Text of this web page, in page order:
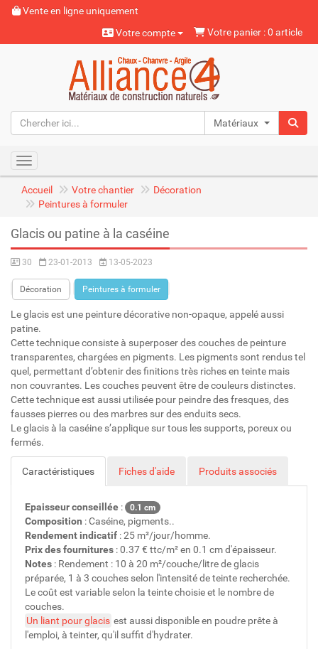
Vente en ligne uniquement
Votre compte
Votre panier : 0 article
Matériaux naturels
Toggle navigation
Accueil Votre chantier
Décoration
Peintures à formuler
Glacis ou patine à la caséine
30 23-01-2013 13-05-2023
Décoration Peintures à formuler
Le glacis est une peinture décorative non-opaque, appelé aussi
patine.
Cette technique consiste à superposer des couches de peinture
transparentes, chargées en pigments. Les pigments sont rendus tel
quel, permettant d’obtenir des finitions très riches en teinte mais
non couvrantes. Les couches peuvent être de couleurs distinctes.
Cette technique est aussi utilisée pour peindre des fresques, des
fausses pierres ou des marbres sur des enduits secs.
Le glacis à la caséine s’applique sur tous les supports, poreux ou
fermés.
Caractéristiques Fiches d'aide Produits associés
Epaisseur conseillée : 0.1 cm
Composition : Caséine, pigments..
Rendement indicatif : 25 m²/jour/homme.
Prix des fournitures : 0.37 € ttc/m² en 0.1 cm d'épaisseur.
Notes : Rendement : 10 à 20 m²/couche/litre de glacis
préparée, 1 à 3 couches selon l'intensité de teinte recherchée.
Le coût est variable selon la teinte choisie et le nombre de
couches.
Un liant pour glacis est aussi disponible en poudre prête à
l'emploi, à teinter, qu'il suffit d'hydrater.